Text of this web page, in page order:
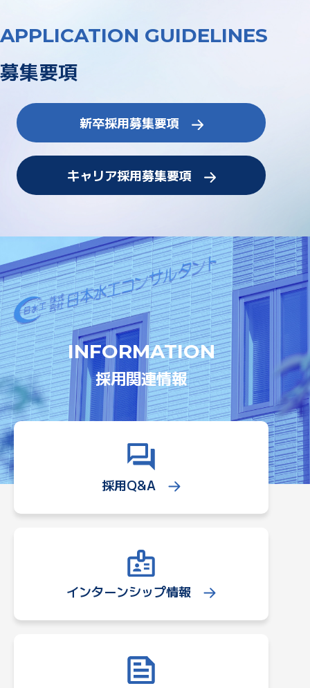
APPLICATION GUIDELINES
募集要項
新卒採用募集要項
キャリア採用募集要項
INFORMATION
採用関連情報
採用Q&A
インターンシップ情報